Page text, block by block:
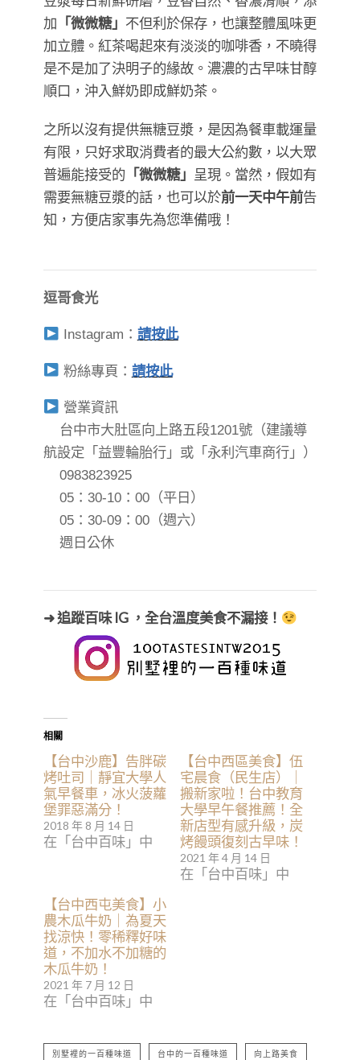
加 「微微糖」 不但利於保存，也讓整體風味更
加立體。紅茶喝起來有淡淡的咖啡香，不曉得
是不是加了決明子的緣故。濃濃的古早味甘醇
順口，沖入鮮奶即成鮮奶茶。
之所以沒有提供無糖豆漿，是因為餐車載運量
有限，只好求取消費者的最大公約數，以大眾
普遍能接受的 「微微糖」 呈現。當然，假如有
需要無糖豆漿的話，也可以於前一天中午前告
知，方便店家事先為您準備哦！
逗哥食光
Instagram： 請按此
粉絲專頁： 請按此
營業資訊
台中市大肚區向上路五段1201號（建議導
航設定「益豐輪胎行」或「永利汽車商行」）
0983823925
​​​​​​​05：30-10：00（平日）
05：30-09：00（週六）
週日公休
➜ 追蹤百味 IG ，全台溫度美食不漏接！
相關
【台中沙鹿】告胖碳
烤吐司｜靜宜大學人
氣早餐車，冰火菠蘿
堡罪惡滿分！
2018 年 8 月 14 日
在「台中百味」中
【台中西區美食】伍
宅晨食（民生店）｜
搬新家啦！台中教育
大學早午餐推薦！全
新店型有感升級，炭
烤饅頭復刻古早味！
2021 年 4 月 14 日
在「台中百味」中
【台中西屯美食】小
農木瓜牛奶｜為夏天
找涼快！零稀釋好味
道，不加水不加糖的
木瓜牛奶！
2021 年 7 月 12 日
在「台中百味」中
別墅裡的一百種味道 台中的一百種味道 向上路美食